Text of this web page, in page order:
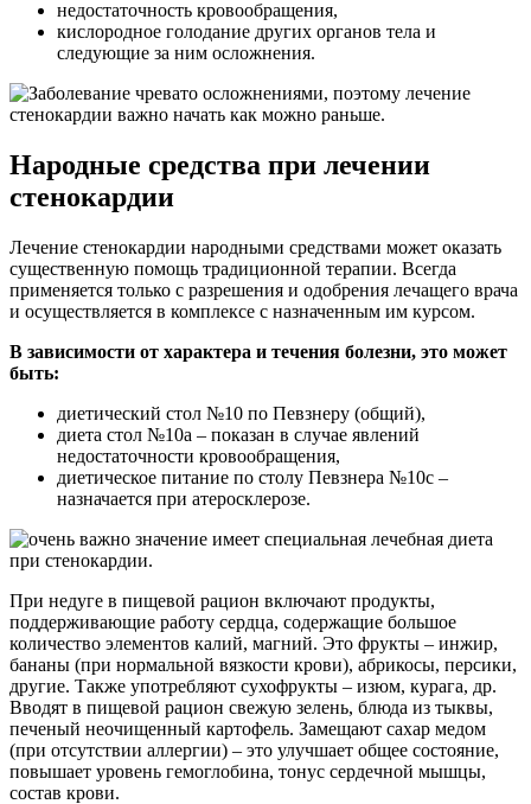
недостаточность кровообращения,
кислородное голодание других органов тела и
следующие за ним осложнения.
Народные средства при лечении
стенокардии
Лечение стенокардии народными средствами может оказать
существенную помощь традиционной терапии. Всегда
применяется только с разрешения и одобрения лечащего врача
и осуществляется в комплексе с назначенным им курсом.
В зависимости от характера и течения болезни, это может
быть:
диетический стол №10 по Певзнеру (общий),
диета стол №10а – показан в случае явлений
недостаточности кровообращения,
диетическое питание по столу Певзнера №10с –
назначается при атеросклерозе.
При недуге в пищевой рацион включают продукты,
поддерживающие работу сердца, содержащие большое
количество элементов калий, магний. Это фрукты – инжир,
бананы (при нормальной вязкости крови), абрикосы, персики,
другие. Также употребляют сухофрукты – изюм, курага, др.
Вводят в пищевой рацион свежую зелень, блюда из тыквы,
печеный неочищенный картофель. Замещают сахар медом
(при отсутствии аллергии) – это улучшает общее состояние,
повышает уровень гемоглобина, тонус сердечной мышцы,
состав крови.